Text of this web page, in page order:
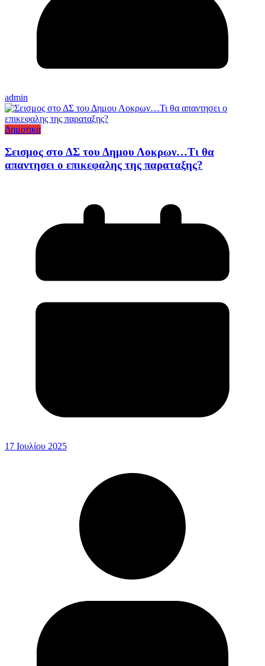
admin
Δημοτικα
Σεισμος στο ΔΣ του Δημου Λοκρων…Τι θα
απαντησει ο επικεφαλης της παραταξης?
17 Ιουλίου 2025